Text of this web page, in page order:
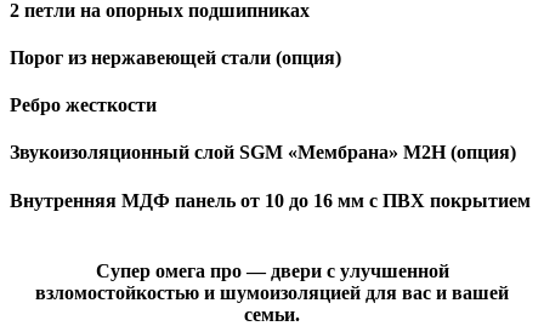
2 петли на опорных подшипниках
Порог из нержавеющей стали (опция)
Ребро жесткости
Звукоизоляционный слой SGM «Мембрана» М2Н (опция)
Внутренняя МДФ панель от 10 до 16 мм с ПВХ покрытием
Супер омега про — двери с улучшенной
взломостойкостью и шумоизоляцией для вас и вашей
семьи.